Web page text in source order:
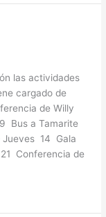
las actividades
cargado de
de Willy
Bus a Tamarite
Jueves 14 Gala
Conferencia de